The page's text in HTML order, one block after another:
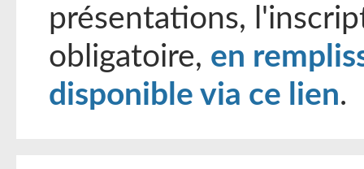
présentations,
obligatoire, en
disponible via ce lien.